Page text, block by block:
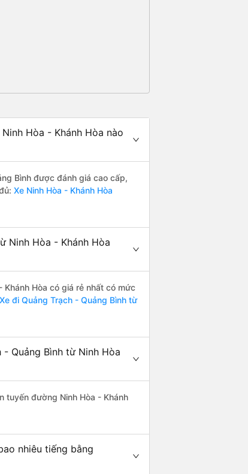
Hòa - Khánh Hòa nào
Bình được đánh giá cao cấp,
Xe Ninh Hòa - Khánh Hòa
Ninh Hòa - Khánh Hòa
Khánh Hòa có giá rẻ nhất có mức
Xe đi Quảng Trạch - Quảng Bình từ
Quảng Bình từ Ninh Hòa
tuyến đường Ninh Hòa - Khánh
nhiêu tiếng bằng